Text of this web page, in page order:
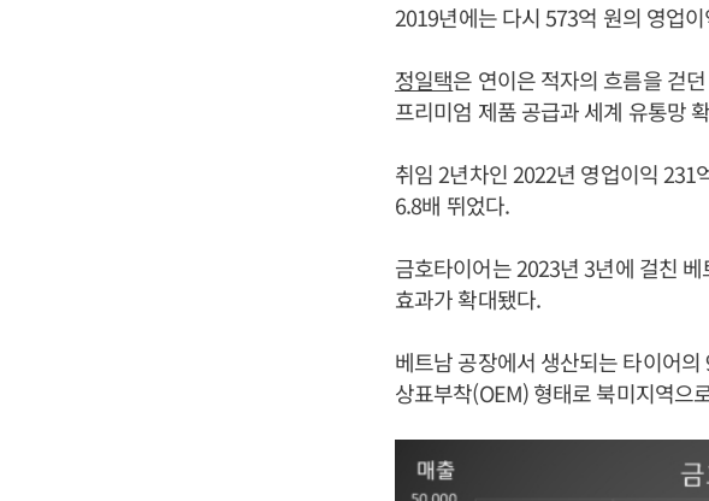
2019년에는 다시 573억 원의 영업
정일택은 연이은 적자의 흐름을 걷
프리미엄 제품 공급과 세계 유통망
취임 2년차인 2022년 영업이익 231
6.8배 뛰었다.
금호타이어는 2023년 3년에 걸친
효과가 확대됐다.
베트남 공장에서 생산되는 타이어
상표부착(OEM) 형태로 북미지역으